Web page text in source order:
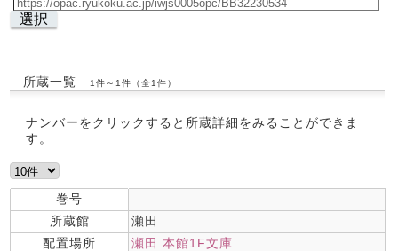
選択
所蔵一覧 1件～1件（全1件）
ナンバーをクリックすると所蔵詳細をみることができま
す。
巻号
所蔵館
瀬田
配置場所
瀬田.本館1F文庫